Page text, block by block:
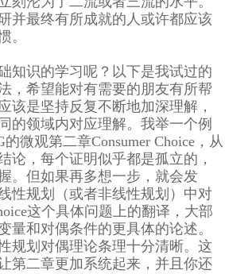
并最终有所成就的人或许都应该
。
知识的学习呢？以下是我试过的
，希望能对有需要的朋友有所帮
该是坚持反复不断地加深理解，
的领域内对应理解。我举一个例
微观第二章Consumer Choice，从
论，每个证明似乎都是孤立的，
。但如果再多想一步，就会发
性规划（或者非线性规划）中对
这个具体问题上的翻译，大部
量和对偶条件的更具体的论述。
规划对偶理论条理十分清晰。这
第二章更加系统起来，并且你还